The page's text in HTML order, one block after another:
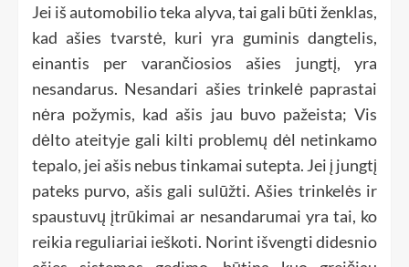
Jei iš automobilio teka alyva, tai gali būti ženklas,
kad ašies tvarstė, kuri yra guminis dangtelis,
einantis per varančiosios ašies jungtį, yra
nesandarus. Nesandari ašies trinkelė paprastai
nėra požymis, kad ašis jau buvo pažeista; Vis
dėlto ateityje gali kilti problemų dėl netinkamo
tepalo, jei ašis nebus tinkamai sutepta. Jei į jungtį
pateks purvo, ašis gali sulūžti. Ašies trinkelės ir
spaustuvų įtrūkimai ar nesandarumai yra tai, ko
reikia reguliariai ieškoti. Norint išvengti didesnio